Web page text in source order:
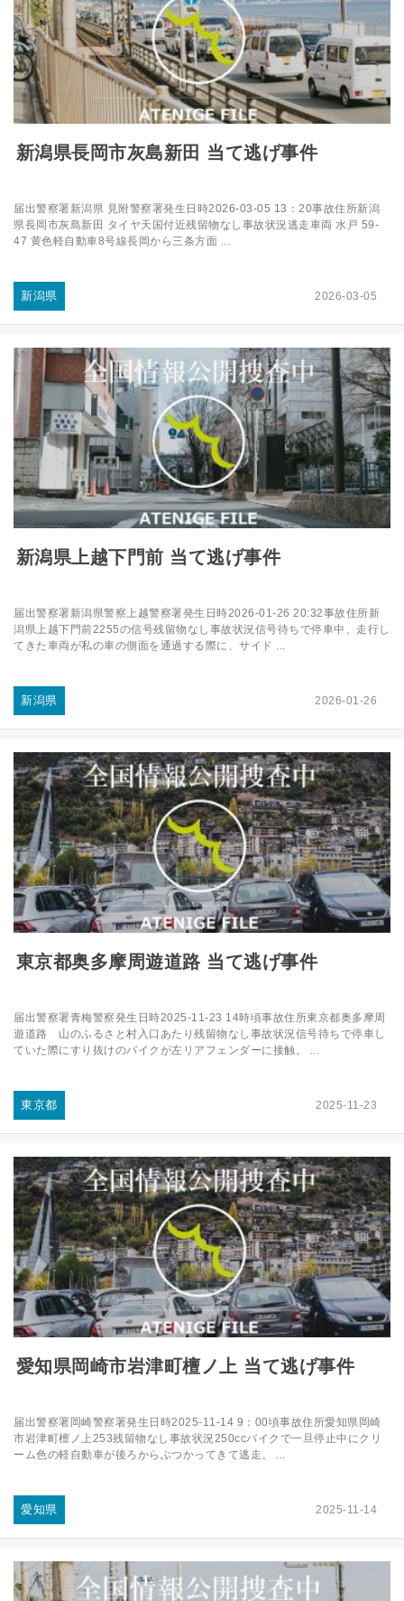
新潟県長岡市灰島新田 当て逃げ事件
届出警察署新潟県 見附警察署発生日時2026-03-05 13：20事故住所新潟
県長岡市灰島新田 タイヤ天国付近残留物なし事故状況逃走車両 水戸 59-
47 黄色軽自動車8号線長岡から三条方面 ...
新潟県 2026-03-05
新潟県上越下門前 当て逃げ事件
届出警察署新潟県警察上越警察署発生日時2026-01-26 20:32事故住所新
潟県上越下門前2255の信号残留物なし事故状況信号待ちで停車中、走行し
てきた車両が私の車の側面を通過する際に、サイド ...
新潟県 2026-01-26
東京都奥多摩周遊道路 当て逃げ事件
届出警察署青梅警察発生日時2025-11-23 14時頃事故住所東京都奥多摩周
遊道路 山のふるさと村入口あたり残留物なし事故状況信号待ちで停車し
ていた際にすり抜けのバイクが左リアフェンダーに接触。 ...
東京都 2025-11-23
愛知県岡崎市岩津町檀ノ上 当て逃げ事件
届出警察署岡崎警察署発生日時2025-11-14 9：00頃事故住所愛知県岡崎
市岩津町檀ノ上253残留物なし事故状況250ccバイクで一旦停止中にクリ
ーム色の軽自動車が後ろからぶつかってきて逃走。 ...
愛知県 2025-11-14